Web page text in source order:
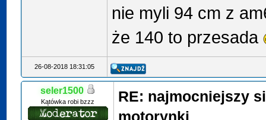
nie myli 94 cm z
że 140 to przesada
26-08-2018 18:31:05
seler1500
Kątówka robi bzzz
RE: najmocniejszy
motorynki